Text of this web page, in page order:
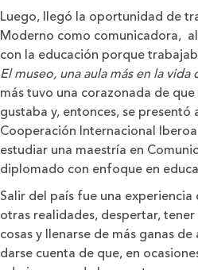
Luego, llegó la oportunidad de
Moderno como comunicadora,
con la educación porque
El museo, una aula más en la
más tuvo una corazonada de
gustaba y, entonces, se
Cooperación Internacional
estudiar una maestría en
diplomado con enfoque en
Salir del país fue una
otras realidades, despertar,
cosas y llenarse de más ganas
darse cuenta de que, en